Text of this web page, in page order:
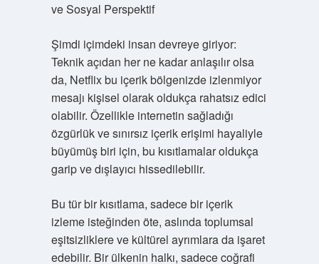
ve Sosyal Perspektif
Şimdi içimdeki insan devreye giriyor:
Teknik açıdan her ne kadar anlaşılır olsa
da, Netflix bu içerik bölgenizde izlenmiyor
mesajı kişisel olarak oldukça rahatsız edici
olabilir. Özellikle internetin sağladığı
özgürlük ve sınırsız içerik erişimi hayaliyle
büyümüş biri için, bu kısıtlamalar oldukça
garip ve dışlayıcı hissedilebilir.
Bu tür bir kısıtlama, sadece bir içerik
izleme isteğinden öte, aslında toplumsal
eşitsizliklere ve kültürel ayrımlara da işaret
edebilir. Bir ülkenin halkı, sadece coğrafi